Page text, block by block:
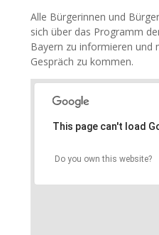
Alle Bürgerinnen und
sich über das Programm
Bayern zu informieren und
Gespräch zu kommen.
This page can't load
Do you own this website?